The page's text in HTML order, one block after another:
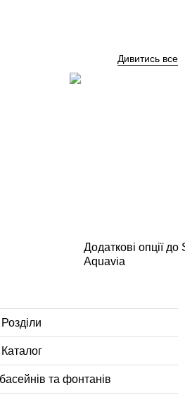
Дивитись все
Додаткові опції
Aquavia
Розділи
Каталог
та фонтанів